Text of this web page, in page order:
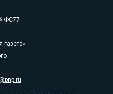
ФС77-
газета»